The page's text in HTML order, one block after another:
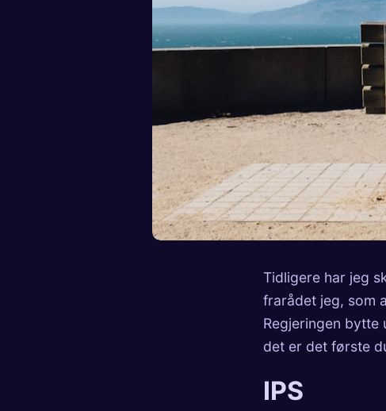
Tidligere har jeg
frarådet jeg, som
Regjeringen bytte
det er det første
IPS